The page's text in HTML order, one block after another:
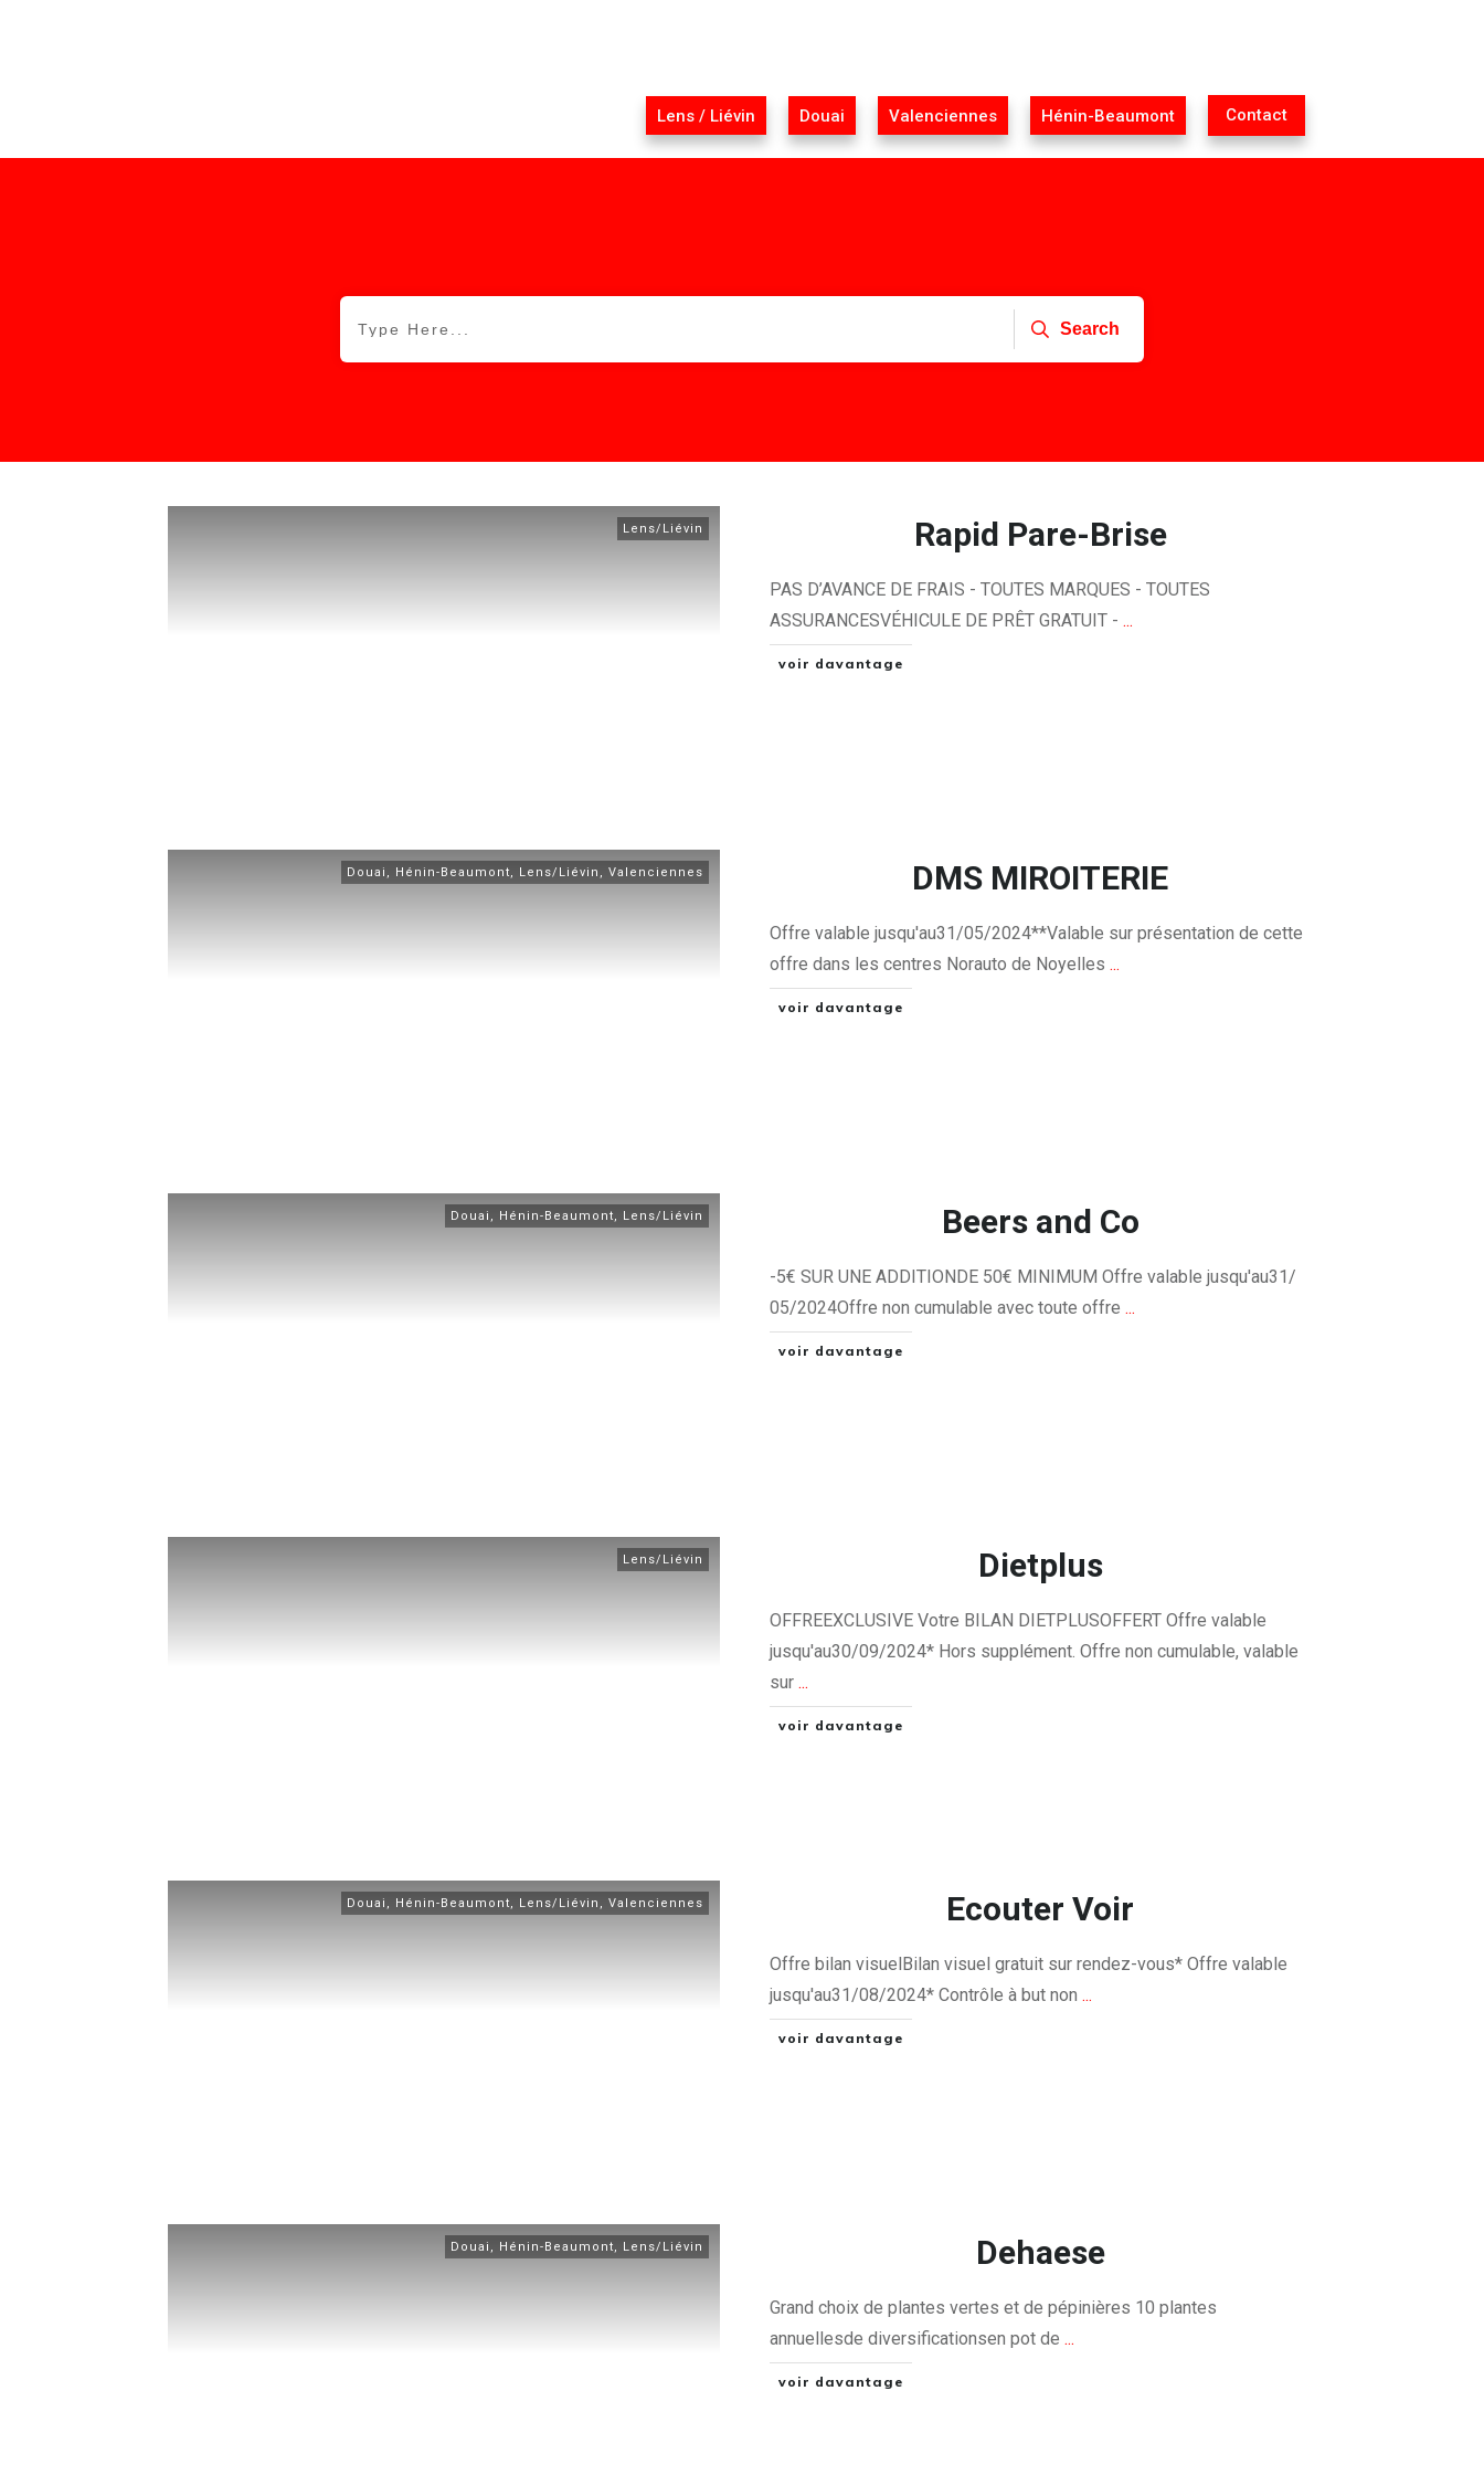
Lens / Liévin Douai Valenciennes Hénin-Beaumont Contact
Search
Lens/Liévin Rapid Pare-Brise
PAS D’AVANCE DE FRAIS - TOUTES MARQUES - TOUTES
ASSURANCESVÉHICULE DE PRÊT GRATUIT - ...
voir davantage
Douai , Hénin-Beaumont, Lens/Liévin , Valenciennes DMS MIROITERIE
Offre valable jusqu'au31/​05/2024**Valable sur présentation de cette
offre dans les centres Norauto de Noyelles ...
voir davantage
Douai , Hénin-Beaumont, Lens/Liévin Beers and Co
-5€ SUR UNE ADDITIONDE 50€ MINIMUM Offre valable jusqu'au31/​
05/2024Offre non cumulable avec toute offre ...
voir davantage
Lens/Liévin Dietplus
OFFREEXCLUSIVE Votre BILAN DIETPLUSOFFERT Offre valable
jusqu'au​30/0​9/2024* Hors supplément. Offre non cumulable, valable
sur ...
voir davantage
Douai , Hénin-Beaumont, Lens/Liévin , Valenciennes Ecouter Voir
​Offre ​bilan visuel​Bilan visuel gratuit sur rendez-vous* Offre valable
jusqu'au31/​08/2024* Contrôle à but non ...
voir davantage
Douai , Hénin-Beaumont, Lens/Liévin Dehaese
Grand choix de plantes vertes et de pépinières ​10 plantes
annuellesde diversificationsen pot de ...
voir davantage